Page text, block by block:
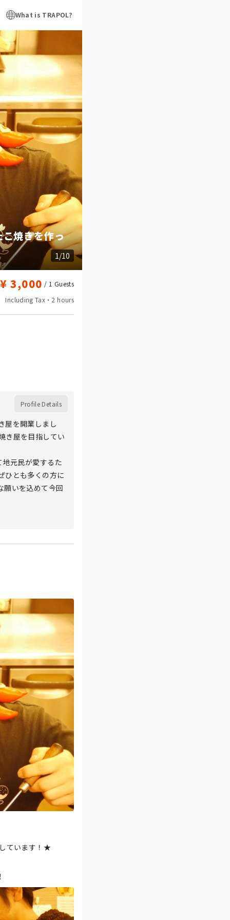
What is TRAPOL?
焼きを作っ
1/10
¥ 3,000 / 1 Guests
Including Tax・2 hours
Profile Details
屋を開業しまし
き屋を目指してい
元民が愛するた
ひとも多くの方に
願いを込めて今回
ています！★